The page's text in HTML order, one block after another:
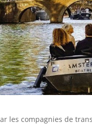
les compagnies de